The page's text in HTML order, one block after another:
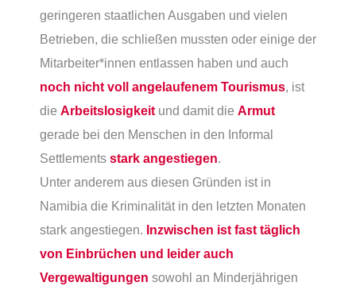
geringeren staatlichen Ausgaben und vielen
Betrieben, die schließen mussten oder einige der
Mitarbeiter*innen entlassen haben und auch
noch nicht voll angelaufenem Tourismus, ist
die Arbeitslosigkeit und damit die Armut
gerade bei den Menschen in den Informal
Settlements stark angestiegen.
Unter anderem aus diesen Gründen ist in
Namibia die Kriminalität in den letzten Monaten
stark angestiegen. Inzwischen ist fast täglich
von Einbrüchen und leider auch
Vergewaltigungen sowohl an Minderjährigen